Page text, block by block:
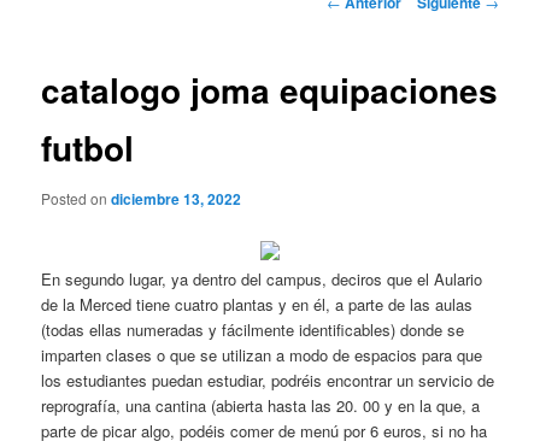
catalogo joma equipaciones
futbol
Posted ondiciembre 13, 2022
En segundo lugar, ya dentro del campus, deciros que el Aulario
de la Merced tiene cuatro plantas y en él, a parte de las aulas
(todas ellas numeradas y fácilmente identificables) donde se
imparten clases o que se utilizan a modo de espacios para que
los estudiantes puedan estudiar, podréis encontrar un servicio de
reprografía, una cantina (abierta hasta las 20. 00 y en la que, a
parte de picar algo, podéis comer de menú por 6 euros, si no ha